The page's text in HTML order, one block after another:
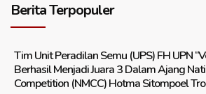
Berita Terpopuler
Tim Unit Peradilan Semu (UPS) FH UPN
Berhasil Menjadi Juara 3 Dalam Ajang
Competition (NMCC) Hotma Sitompoel